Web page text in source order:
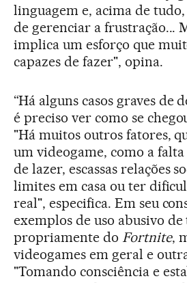
linguagem e, acima de tudo,
de gerenciar a frustração...
implica um esforço que
capazes de fazer", opina.
“Há alguns casos graves de
é preciso ver como se
"Há muitos outros fatores,
um videogame, como a
de lazer, escassas relações
limites em casa ou ter
real", especifica. Em seu
exemplos de uso abusivo
propriamente do Fortnite,
videogames em geral e
"Tomando consciência e